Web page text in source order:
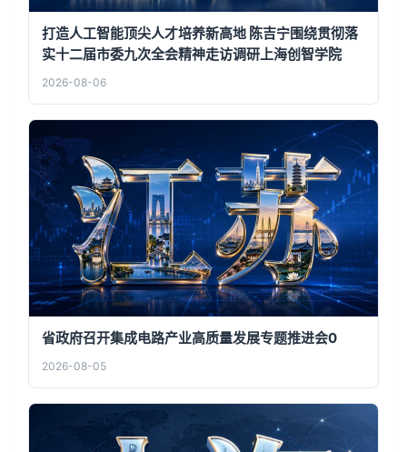
打造人工智能顶尖人才培养新高地 陈吉宁围绕贯彻落
实十二届市委九次全会精神走访调研上海创智学院
2026-08-06
省政府召开集成电路产业高质量发展专题推进会0
2026-08-05